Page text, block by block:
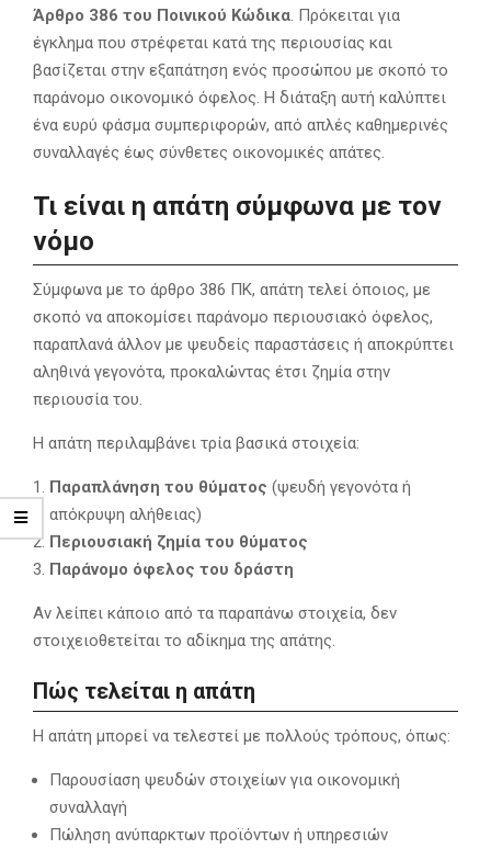
Άρθρο 386 του Ποινικού Κώδικα. Πρόκειται για
έγκλημα που στρέφεται κατά της περιουσίας και
βασίζεται στην εξαπάτηση ενός προσώπου με σκοπό το
παράνομο οικονομικό όφελος. Η διάταξη αυτή καλύπτει
ένα ευρύ φάσμα συμπεριφορών, από απλές καθημερινές
συναλλαγές έως σύνθετες οικονομικές απάτες.
Τι είναι η απάτη σύμφωνα με τον
νόμο
Σύμφωνα με το άρθρο 386 ΠΚ, απάτη τελεί όποιος, με
σκοπό να αποκομίσει παράνομο περιουσιακό όφελος,
παραπλανά άλλον με ψευδείς παραστάσεις ή αποκρύπτει
αληθινά γεγονότα, προκαλώντας έτσι ζημία στην
περιουσία του.
Η απάτη περιλαμβάνει τρία βασικά στοιχεία:
Παραπλάνηση του θύματος (ψευδή γεγονότα ή
απόκρυψη αλήθειας)
Περιουσιακή ζημία του θύματος
Παράνομο όφελος του δράστη
Αν λείπει κάποιο από τα παραπάνω στοιχεία, δεν
στοιχειοθετείται το αδίκημα της απάτης.
Πώς τελείται η απάτη
Η απάτη μπορεί να τελεστεί με πολλούς τρόπους, όπως:
Παρουσίαση ψευδών στοιχείων για οικονομική
συναλλαγή
Πώληση ανύπαρκτων προϊόντων ή υπηρεσιών